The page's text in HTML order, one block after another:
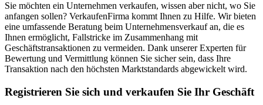
Sie möchten ein Unternehmen verkaufen, wissen aber nicht, wo Sie
anfangen sollen? VerkaufenFirma kommt Ihnen zu Hilfe. Wir bieten
eine umfassende Beratung beim Unternehmensverkauf an, die es
Ihnen ermöglicht, Fallstricke im Zusammenhang mit
Geschäftstransaktionen zu vermeiden. Dank unserer Experten für
Bewertung und Vermittlung können Sie sicher sein, dass Ihre
Transaktion nach den höchsten Marktstandards abgewickelt wird.
Registrieren Sie sich und verkaufen Sie Ihr Geschäft